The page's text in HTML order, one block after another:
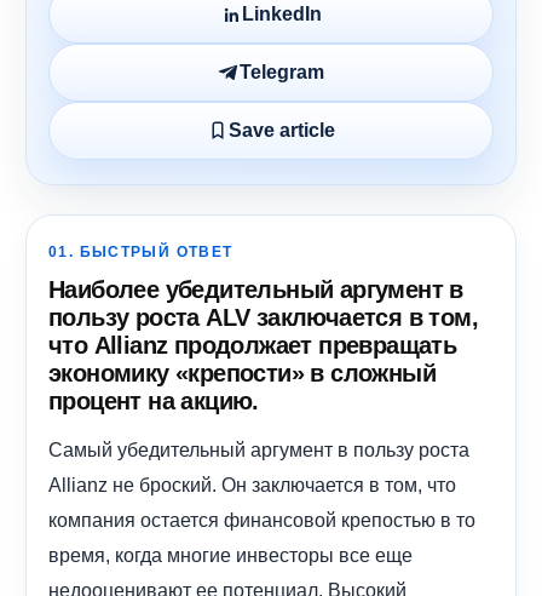
LinkedIn
Telegram
Save article
01. БЫСТРЫЙ ОТВЕТ
Наиболее убедительный аргумент в
пользу роста ALV заключается в том,
что Allianz продолжает превращать
экономику «крепости» в сложный
процент на акцию.
Самый убедительный аргумент в пользу роста
Allianz не броский. Он заключается в том, что
компания остается финансовой крепостью в то
время, когда многие инвесторы все еще
недооценивают ее потенциал. Высокий